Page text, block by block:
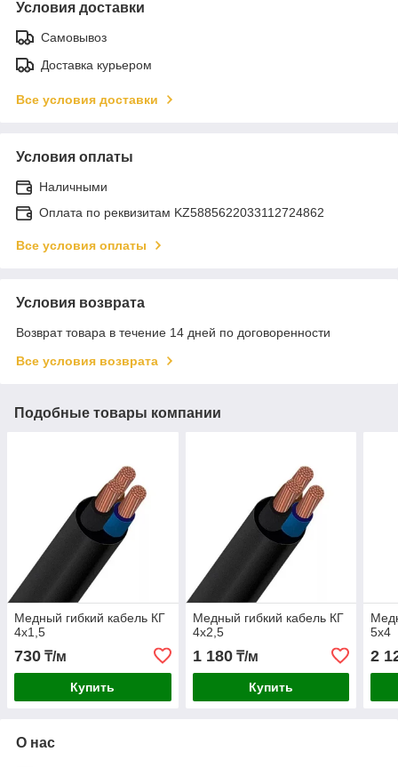
Условия доставки
Самовывоз
Доставка курьером
Все условия доставки
Условия оплаты
Наличными
Оплата по реквизитам KZ5885622033112724862
Все условия оплаты
Условия возврата
Возврат товара в течение 14 дней по договоренности
Все условия возврата
Подобные товары компании
Медный гибкий кабель КГ
4х1,5
730 ₸/м
Купить
Медный гибкий кабель КГ
4х2,5
1 180₸/м
Купить
5х4
2
О нас